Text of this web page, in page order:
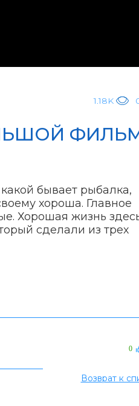
1.18K
бывает рыбалка,
хороша. Главное
Хорошая жизнь
сделали из трех
0
Возврат к